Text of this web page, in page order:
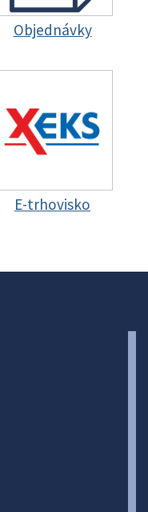
Objednávky
E-trhovisko